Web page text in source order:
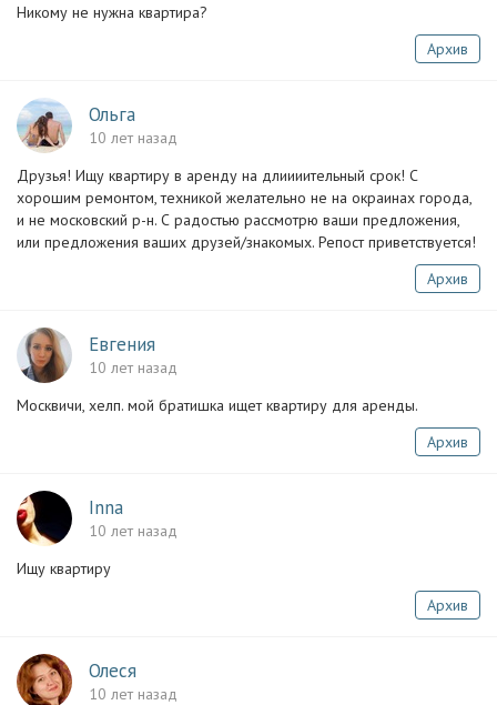
Никому не нужна квартира?
Архив
Ольга
10 лет назад
Друзья! Ищу квартиру в аренду на длиииительный срок! С
хорошим ремонтом, техникой желательно не на окраинах города,
и не московский р-н. С радостью рассмотрю ваши предложения,
или предложения ваших друзей/знакомых. Репост приветствуется!
Архив
Евгения
10 лет назад
Москвичи, хелп. мой братишка ищет квартиру для аренды.
Архив
Inna
10 лет назад
Ищу квартиру
Архив
Олеся
10 лет назад